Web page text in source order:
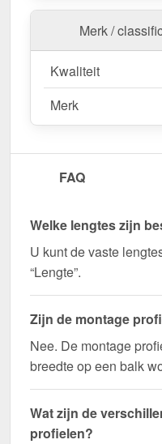
constructies.
Agrarische
oplossing voor
Bestel nu Mendig |
Snel geleverd en
Merk /
Kwaliteit
Merk
FAQ
Welke lengtes zijn
U kunt de vaste
“Lengte”.
Zijn de montage
Nee. De montage
breedte op een balk
Wat zijn de
profielen?